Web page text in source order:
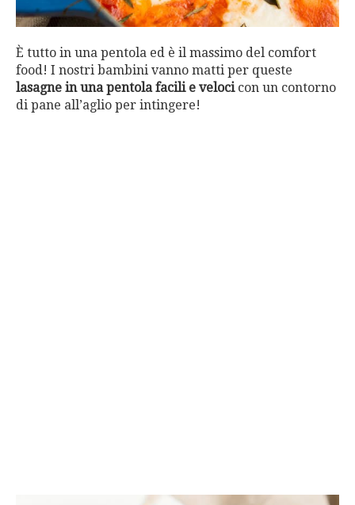
È tutto in una pentola ed è il massimo del comfort
food! I nostri bambini vanno matti per queste
lasagne in una pentola facili e velocicon un contorno
di pane all’aglio per intingere!